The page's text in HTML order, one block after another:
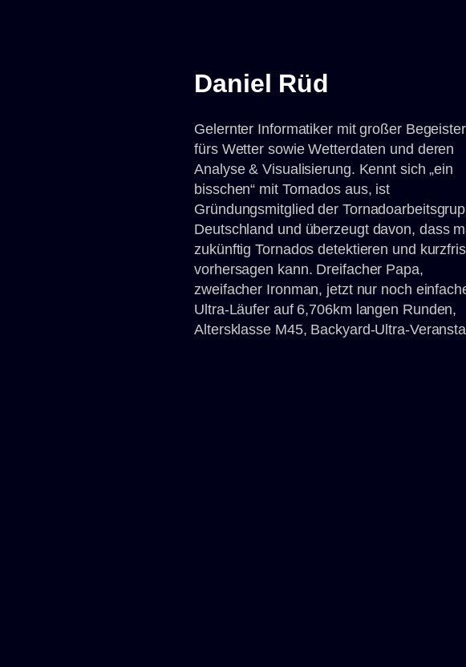
Daniel Rüd
Gelernter Informatiker mit großer
fürs Wetter sowie Wetterdaten und deren
Analyse & Visualisierung. Kennt sich „ein
bisschen“ mit Tornados aus, ist
Gründungsmitglied der
Deutschland und überzeugt davon, dass
zukünftig Tornados detektieren und
vorhersagen kann. Dreifacher Papa,
zweifacher Ironman, jetzt nur noch
Ultra-Läufer auf 6,706km langen Runden,
Altersklasse M45, Backyard-Ultra-